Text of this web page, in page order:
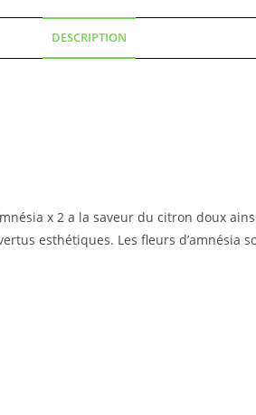
DESCRIPTION
x 2 a la saveur du citron doux
esthétiques. Les fleurs d’amnésia